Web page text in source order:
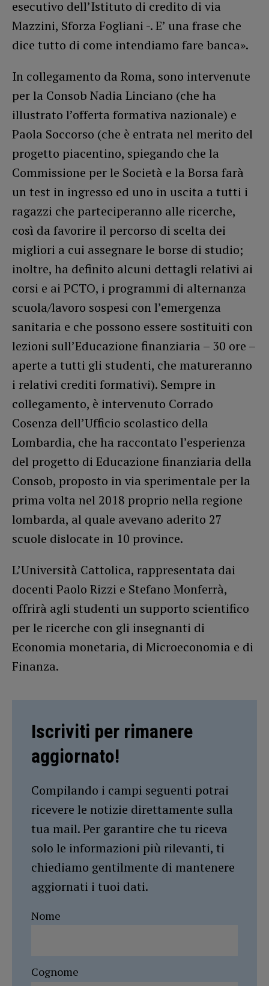
esecutivo dell’Istituto di credito di via
Mazzini, Sforza Fogliani -. E’ una frase che
dice tutto di come intendiamo fare banca».
In collegamento da Roma, sono intervenute
per la Consob Nadia Linciano (che ha
illustrato l’offerta formativa nazionale) e
Paola Soccorso (che è entrata nel merito del
progetto piacentino, spiegando che la
Commissione per le Società e la Borsa farà
un test in ingresso ed uno in uscita a tutti i
ragazzi che parteciperanno alle ricerche,
così da favorire il percorso di scelta dei
migliori a cui assegnare le borse di studio;
inoltre, ha definito alcuni dettagli relativi ai
corsi e ai PCTO, i programmi di alternanza
scuola/lavoro sospesi con l’emergenza
sanitaria e che possono essere sostituiti con
lezioni sull’Educazione finanziaria – 30 ore –
aperte a tutti gli studenti, che matureranno
i relativi crediti formativi). Sempre in
collegamento, è intervenuto Corrado
Cosenza dell’Ufficio scolastico della
Lombardia, che ha raccontato l’esperienza
del progetto di Educazione finanziaria della
Consob, proposto in via sperimentale per la
prima volta nel 2018 proprio nella regione
lombarda, al quale avevano aderito 27
scuole dislocate in 10 province.
L’Università Cattolica, rappresentata dai
docenti Paolo Rizzi e Stefano Monferrà,
offrirà agli studenti un supporto scientifico
per le ricerche con gli insegnanti di
Economia monetaria, di Microeconomia e di
Finanza.
Iscriviti per rimanere
aggiornato!
Compilando i campi seguenti potrai
ricevere le notizie direttamente sulla
tua mail. Per garantire che tu riceva
solo le informazioni più rilevanti, ti
chiediamo gentilmente di mantenere
aggiornati i tuoi dati.
Nome
Cognome